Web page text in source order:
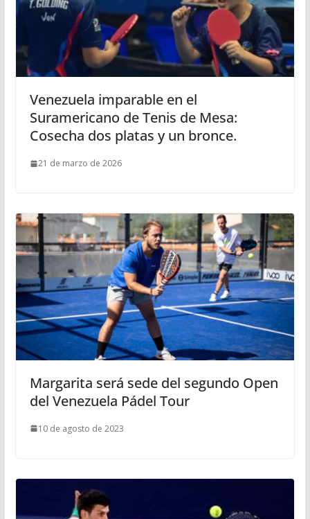
Venezuela imparable en el
Suramericano de Tenis de Mesa:
Cosecha dos platas y un bronce.
21 de marzo de 2026
Margarita será sede del segundo Open
del Venezuela Pádel Tour
10 de agosto de 2023